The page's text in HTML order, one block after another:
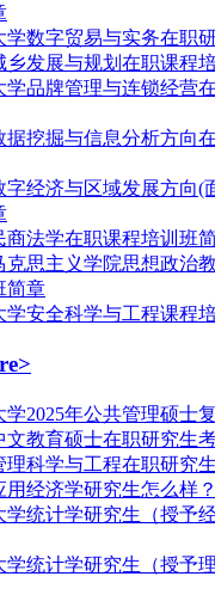
学数字贸易与实务在职
乡发展与规划在职课程
学品牌管理与连锁经营
据挖掘与信息分析方向
字经济与区域发展方向(
商法学在职课程培训班
克思主义学院思想政治
简章
学安全科学与工程课程
2025年公共管理硕士
教育硕士在职研究生
理科学与工程在职研究
用经济学研究生怎么样？
学统计学研究生（授予
学统计学研究生（授予